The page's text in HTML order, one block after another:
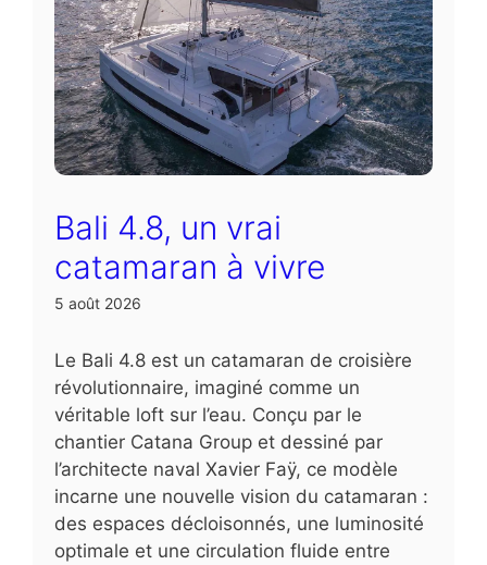
Bali 4.8, un vrai
catamaran à vivre
5 août 2026
Le Bali 4.8 est un catamaran de croisière
révolutionnaire, imaginé comme un
véritable loft sur l’eau. Conçu par le
chantier Catana Group et dessiné par
l’architecte naval Xavier Faÿ, ce modèle
incarne une nouvelle vision du catamaran :
des espaces décloisonnés, une luminosité
optimale et une circulation fluide entre